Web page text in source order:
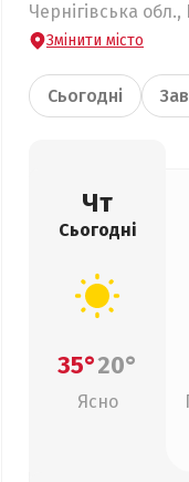
Чернігівська
Змінити місто
Сьогодні
Чт
Сьогодні
35°20°
Ясно